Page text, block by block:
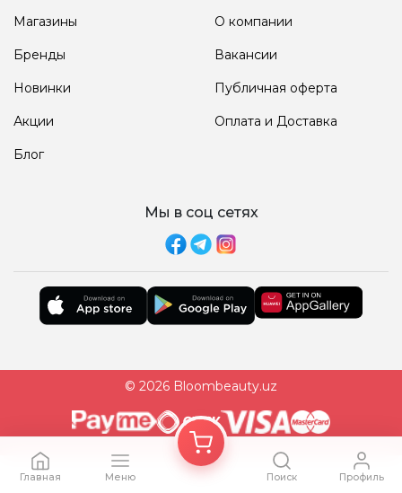
Магазины
Бренды
Новинки
Акции
Блог
О компании
Вакансии
Публичная оферта
Оплата и Доставка
Мы в соц сетях
© 2026 Bloombeauty.uz
Главная Меню Поиск Профиль